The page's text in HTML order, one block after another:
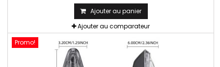
Ajouter au panier
Ajouter au comparateur
Promo!